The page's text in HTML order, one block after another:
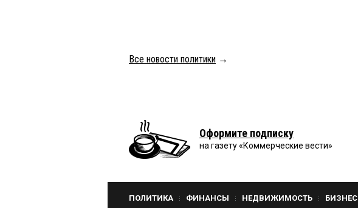
Все новости политики →
Оформите подписку
на газету «Коммерческие вести»
ПОЛИТИКА ФИНАНСЫ НЕДВИЖИМОСТЬ БИЗНЕС